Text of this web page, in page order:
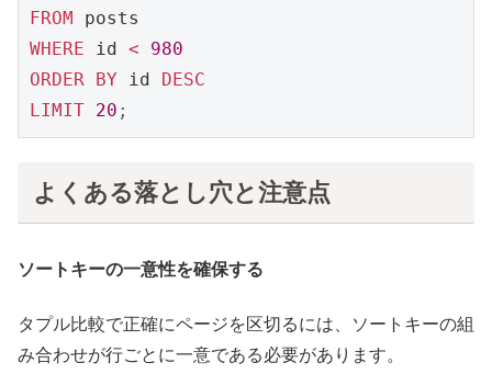
FROM
WHERE id <
980
ORDER BY id DESC
LIMIT 20 ;
よくある落とし穴と注意点
ソートキーの一意性を確保する
タプル比較で正確にページを区切るには、ソートキーの組
み合わせが行ごとに一意である必要があります。